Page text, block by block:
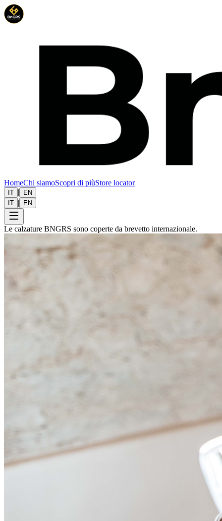
HomeChi siamoScopri di piùStore locator
IT |
EN
IT | EN
Le calzature BNGRS sono coperte da brevetto internazionale.